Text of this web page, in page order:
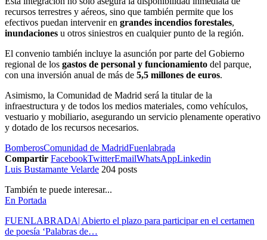
recursos terrestres y aéreos, sino que también permite que los
efectivos puedan intervenir en grandes incendios forestales,
inundaciones u otros siniestros en cualquier punto de la región.
El convenio también incluye la asunción por parte del Gobierno
regional de los gastos de personal y funcionamiento del parque,
con una inversión anual de más de 5,5 millones de euros.
Asimismo, la Comunidad de Madrid será la titular de la
infraestructura y de todos los medios materiales, como vehículos,
vestuario y mobiliario, asegurando un servicio plenamente operativo
y dotado de los recursos necesarios.
BomberosComunidad de MadridFuenlabrada
Compartir FacebookTwitterEmailWhatsAppLinkedin
Luis Bustamante Velarde 204 posts
También te puede interesar...
En Portada
FUENLABRADA| Abierto el plazo para participar en el certamen
de poesía ‘Palabras de…